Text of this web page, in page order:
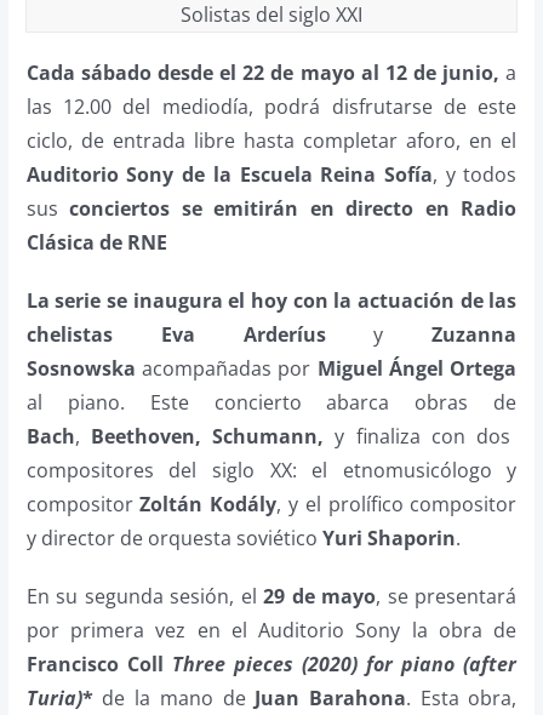
Solistas del siglo XXI
Cada sábado desde el 22 de mayo al 12 de junio,a
las 12.00 del mediodía, podrá disfrutarse de este
ciclo, de entrada libre hasta completar aforo, en el
Auditorio Sony de la Escuela Reina Sofía, y todos
susconciertos se emitirán en directo en Radio
Clásica de RNE
La serie se inaugura el hoy con la actuación de las
chelistas
Eva ArderíusyZuzanna
Sosnowska acompañadas por Miguel Ángel Ortega
al piano. Este concierto abarca obras de
Bach, Beethoven, Schumann, y finaliza con dos
compositores del siglo XX: el etnomusicólogo y
compositorZoltán Kodály, y el prolífico compositor
y director de orquesta soviético Yuri Shaporin.
En su segunda sesión, el29 de mayo, se presentará
por primera vez en el Auditorio Sony la obra de
Francisco Coll Three pieces (2020) for piano (after
Turia)*de la mano de Juan Barahona. Esta obra,